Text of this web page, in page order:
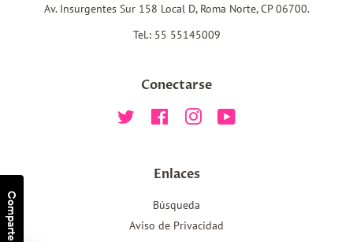
Av. Insurgentes Sur 158 Local D, Roma Norte, CP 06700.
Tel.: 55 55145009
Conectarse
Twitter FacebookInstagram
Enlaces
Búsqueda
Aviso de Privacidad
Comparte